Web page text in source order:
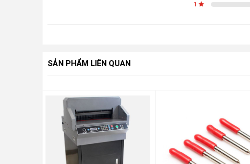
1
SẢN PHẨM LIÊN QUAN